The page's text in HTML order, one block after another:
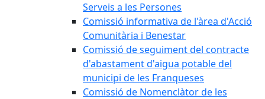
Serveis a les Persones
Comissió informativa de l'àrea d'Acció
Comunitària i Benestar
Comissió de seguiment del contracte
d'abastament d'aigua potable del
municipi de les Franqueses
Comissió de Nomenclàtor de les